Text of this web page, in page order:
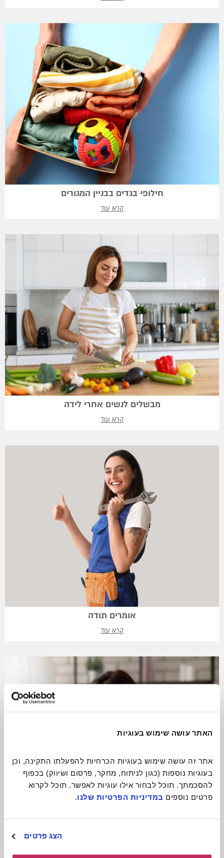
האתר עושה שימוש בעוגיות
פרטים נוספים במדיניות הפרטיות שלנו.
הצג פרטים
חילופי בגדים בבניין המגורים
קרא עוד
מבשלים לנשים אחרי לידה
קרא עוד
אומרים תודה
קרא עוד